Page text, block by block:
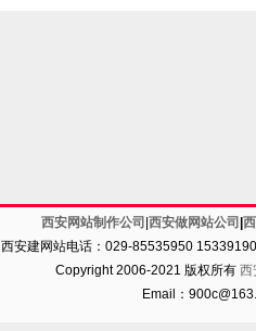
西安网站制作公司 西安做网站公司
西安建网站电话：029-85535950
Copyright 2006-2021 版权所有 西
Email：